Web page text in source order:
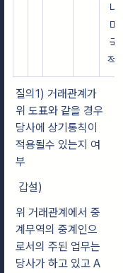
나
마
국
적)
질의1) 거래관계가
위 도표와 같을 경우
당사에 상기통칙이
적용될수 있는지 여
부
갑설)
위 거래관계에서 중
계무역의 중계인으
로서의 주된 업무는
당사가 하고 있고 A